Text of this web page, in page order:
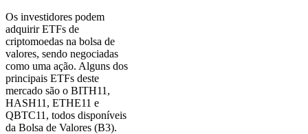
Os investidores podem
adquirir ETFs de
criptomoedas na bolsa de
valores, sendo negociadas
como uma ação. Alguns dos
principais ETFs deste
mercado são o BITH11,
HASH11, ETHE11 e
QBTC11, todos disponíveis
da Bolsa de Valores (B3).